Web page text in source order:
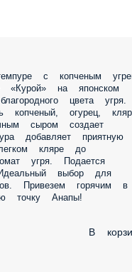
с копченым
«Курой» на японском
цвета угря.
копченый, огурец,
сыром создает
добавляет приятную
кляре до
угря. Подается
выбор для
Привезем горячим в
точку Анапы!
В